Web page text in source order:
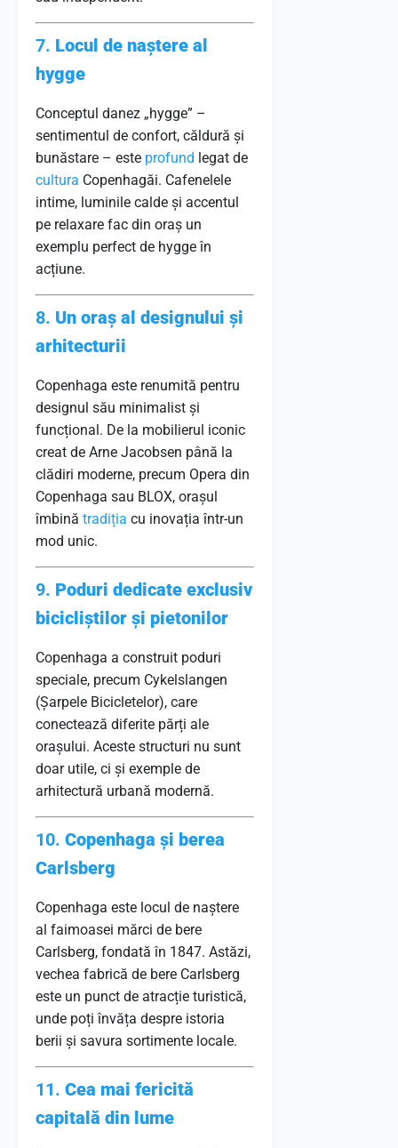
7. Locul de naștere al
hygge
Conceptul danez „hygge” –
sentimentul de confort, căldură și
bunăstare – este profund legat de
cultura Copenhagăi. Cafenelele
intime, luminile calde și accentul
pe relaxare fac din oraș un
exemplu perfect de hygge în
acțiune.
8. Un oraș al designului și
arhitecturii
Copenhaga este renumită pentru
designul său minimalist și
funcțional. De la mobilierul iconic
creat de Arne Jacobsen până la
clădiri moderne, precum Opera din
Copenhaga sau BLOX, orașul
îmbină tradiția cu inovația într-un
mod unic.
9. Poduri dedicate exclusiv
bicicliștilor și pietonilor
Copenhaga a construit poduri
speciale, precum Cykelslangen
(Șarpele Bicicletelor), care
conectează diferite părți ale
orașului. Aceste structuri nu sunt
doar utile, ci și exemple de
arhitectură urbană modernă.
10. Copenhaga și berea
Carlsberg
Copenhaga este locul de naștere
al faimoasei mărci de bere
Carlsberg, fondată în 1847. Astăzi,
vechea fabrică de bere Carlsberg
este un punct de atracție turistică,
unde poți învăța despre istoria
berii și savura sortimente locale.
11. Cea mai fericită
capitală din lume